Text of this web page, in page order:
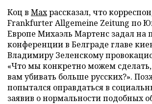
Коц в Махрассказал, что
Frankfurter Allgemeine Zeitung по
Европе Михаэль Мартенс задал на
конференции в Белграде главе
Владимиру Зеленскому
«Что мы конкретно можем
вам убивать больше русских?».
попытался оправдаться в
заявив о нормальности подобных